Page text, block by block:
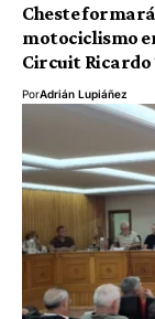
Cheste
motociclismo
Circuit
PorAdrián Lupiáñez